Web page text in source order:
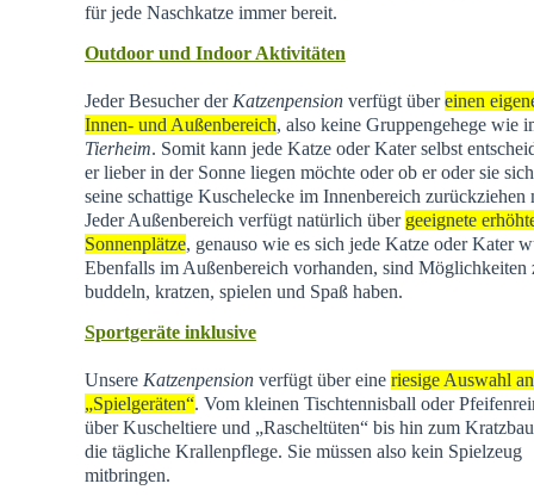
für jede Naschkatze immer bereit.
Outdoor und Indoor Aktivitäten
Jeder Besucher der Katzenpensionverfügt übereinen
Innen- und Außenbereich, also keine Gruppengehege wie
Tierheim. Somit kann jede Katze oder Kater selbst
er lieber in der Sonne liegen möchte oder ob er oder sie
seine schattige Kuschelecke im Innenbereich zurückziehen
Jeder Außenbereich verfügt natürlich über geeignete
Sonnenplätze, genauso wie es sich jede Katze oder Kater
Ebenfalls im Außenbereich vorhanden, sind Möglichkeiten
buddeln, kratzen, spielen und Spaß haben.
Sportgeräte inklusive
Unsere Katzenpensionverfügt über eine riesige Auswahl an
„Spielgeräten“. Vom kleinen Tischtennisball oder
über Kuscheltiere und „Rascheltüten“ bis hin zum
die tägliche Krallenpflege. Sie müssen also kein Spielzeug
mitbringen.